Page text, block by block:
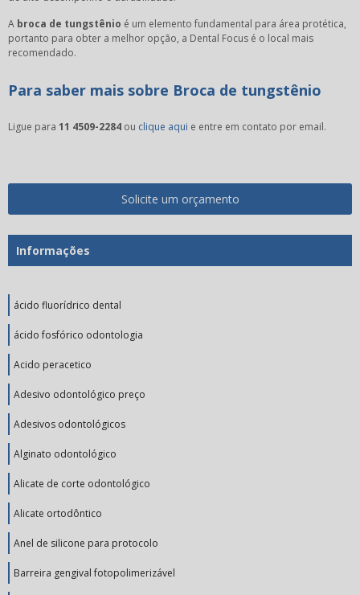
A broca de tungstênio é um elemento fundamental para área protética,
portanto para obter a melhor opção, a Dental Focus é o local mais
recomendado.
Para saber mais sobre Broca de tungstênio
Ligue para 11 4509-2284 ou clique aqui e entre em contato por email.
Solicite um orçamento
Informações
ácido fluorídrico dental
ácido fosfórico odontologia
Acido peracetico
Adesivo odontológico preço
Adesivos odontológicos
Alginato odontológico
Alicate de corte odontológico
Alicate ortodôntico
Anel de silicone para protocolo
Barreira gengival fotopolimerizável